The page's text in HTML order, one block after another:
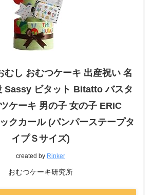
むし おむつケーキ 出産祝い 名
Sassy ビタット Bitatto バスタ
ケーキ 男の子 女の子 ERIC
クカール (パンパーステープタ
イプＳサイズ)
created by Rinker
おむつケーキ研究所